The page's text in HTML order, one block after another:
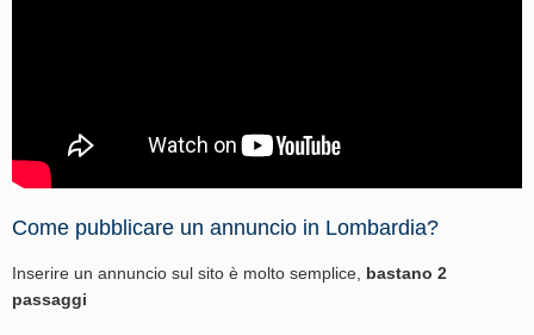
Come pubblicare un annuncio in Lombardia?
Inserire un annuncio sul sito è molto semplice, bastano 2
passaggi